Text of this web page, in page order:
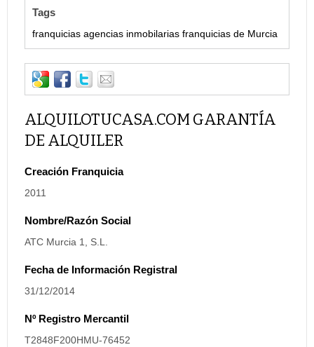
Tags
franquicias agencias inmobilarias franquicias de Murcia
ALQUILOTUCASA.COM GARANTÍA
DE ALQUILER
Creación Franquicia
2011
Nombre/Razón Social
ATC Murcia 1, S.L.
Fecha de Información Registral
31/12/2014
Nº Registro Mercantil
T2848F200HMU-76452